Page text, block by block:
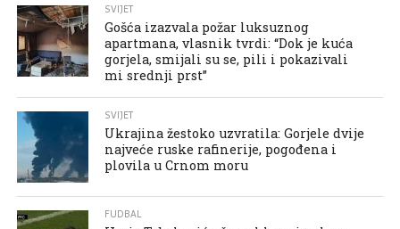
SVIJET
Gošća izazvala požar luksuznog
apartmana, vlasnik tvrdi: “Dok je kuća
gorjela, smijali su se, pili i pokazivali
mi srednji prst”
SVIJET
Ukrajina žestoko uzvratila: Gorjele dvije
najveće ruske rafinerije, pogođena i
plovila u Crnom moru
FUDBAL